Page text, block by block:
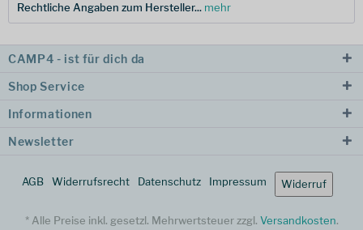
Rechtliche Angaben zum Hersteller... mehr
CAMP4 - ist für dich da
Shop Service
Informationen
Newsletter
AGB Widerrufsrecht Datenschutz Impressum Widerruf
* Alle Preise inkl. gesetzl. Mehrwertsteuer zzgl. Versandkosten.